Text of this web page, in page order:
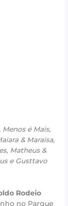
é Mais,
& Maraisa,
Matheus &
e Gusttavo
Rodeio
no Parque